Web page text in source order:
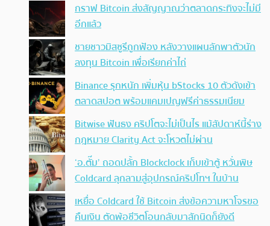
กราฟ Bitcoin ส่งสัญญาณว่าตลาดกระทิงจะไม่มี
อีกแล้ว
ชายชาวมิสซูรีถูกฟ้อง หลังวางแผนลักพาตัวนัก
ลงทุน Bitcoin เพื่อเรียกค่าไถ่
Binance รุกหนัก เพิ่มหุ้น bStocks 10 ตัวดังเข้า
ตลาดสปอต พร้อมแคมเปญฟรีค่าธรรมเนียม
Bitwise ฟันธง คริปโตจะไม่เป็นไร แม้สัปดาห์นี้ร่าง
กฎหมาย Clarity Act จะโหวตไม่ผ่าน
‘อ.ตั๊ม’ ถอดปลั้ก Blockclock เก็บเข้าตู้ หวั่นพิษ
Coldcard ลุกลามสู่อุปกรณ์คริปโทฯ ในบ้าน
เหยื่อ Coldcard ใช้ Bitcoin ส่งข้อความหาโจรขอ
คืนเงิน ตัดพ้อชีวิตโอนกลับมาสักนิดก็ยังดี